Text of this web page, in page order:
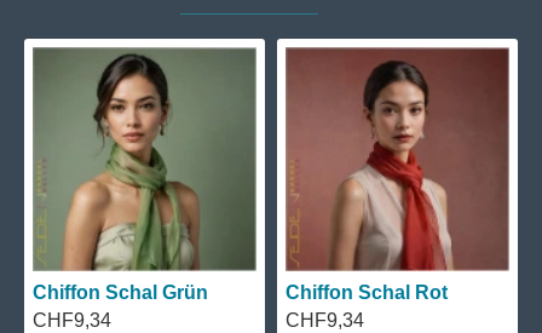
Chiffon Schal Grün
CHF9,34
Chiffon Schal Rot
CHF9,34